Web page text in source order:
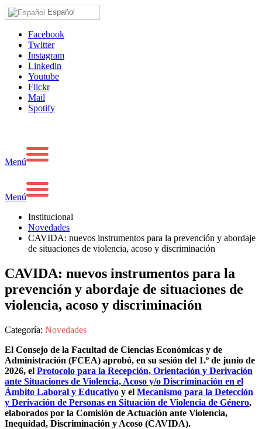
Español
Facebook
Twitter
Instagram
Linkedin
Youtube
Flickr
Mail
Spotify
Menú
Menú
Institucional
Novedades
CAVIDA: nuevos instrumentos para la prevención y abordaje
de situaciones de violencia, acoso y discriminación
CAVIDA: nuevos instrumentos para la
prevención y abordaje de situaciones de
violencia, acoso y discriminación
Categoría: Novedades
El Consejo de la Facultad de Ciencias Económicas y de
Administración (FCEA) aprobó, en su sesión del 1.º de junio de
2026, el Protocolo para la Recepción, Orientación y Derivación
ante Situaciones de Violencia, Acoso y/o Discriminación en el
Ámbito Laboral y Educativo y el Mecanismo para la Detección
y Derivación de Personas en Situación de Violencia de Género,
elaborados por la Comisión de Actuación ante Violencia,
Inequidad, Discriminación y Acoso (CAVIDA).